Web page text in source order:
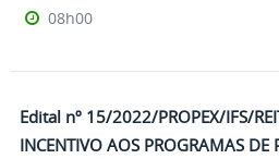
08h00
Edital nº 15/2022/PROPEX/IFS/
INCENTIVO AOS PROGRAMAS